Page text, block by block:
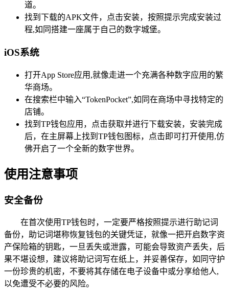
道。
找到下载的APK文件，点击安装，按照提示完成安装过
程,如同搭建一座属于自己的数字城堡。
iOS系统
打开App Store应用,就像走进一个充满各种数字应用的繁
华商场。
在搜索栏中输入“TokenPocket”,如同在商场中寻找特定的
店铺。
找到TP钱包应用，点击获取并进行下载安装，安装完成
后，在主屏幕上找到TP钱包图标，点击即可打开使用,仿
佛开启了一个全新的数字世界。
使用注意事项
安全备份
在首次使用TP钱包时，一定要严格按照提示进行助记词
备份，助记词堪称恢复钱包的关键凭证，就像一把开启数字资
产保险箱的钥匙，一旦丢失或泄露，可能会导致资产丢失，后
果不堪设想，建议将助记词写在纸上，并妥善保存，如同守护
一份珍贵的机密，不要将其存储在电子设备中或分享给他人,
以免遭受不必要的风险。